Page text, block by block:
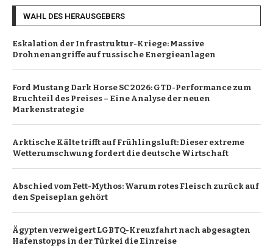
WAHL DES HERAUSGEBERS
Eskalation der Infrastruktur-Kriege: Massive
Drohnenangriffe auf russische Energieanlagen
Ford Mustang Dark Horse SC 2026: GTD-Performance zum
Bruchteil des Preises – Eine Analyse der neuen
Markenstrategie
Arktische Kälte trifft auf Frühlingsluft: Dieser extreme
Wetterumschwung fordert die deutsche Wirtschaft
Abschied vom Fett-Mythos: Warum rotes Fleisch zurück auf
den Speiseplan gehört
Ägypten verweigert LGBTQ-Kreuzfahrt nach abgesagten
Hafenstopps in der Türkei die Einreise